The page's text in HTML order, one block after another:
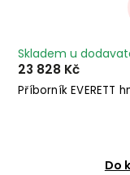
Příborník EVERETT
Skladem u
23 828 Kč
Do